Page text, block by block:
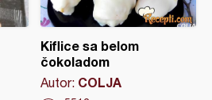
Kiflice sa belom
čokoladom
Autor: COLJA